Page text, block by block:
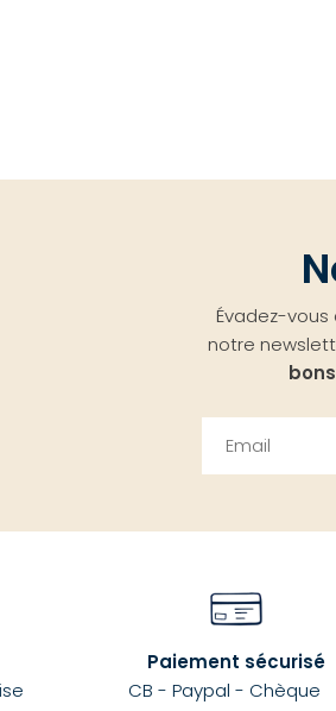
Évadez-vous
notre
Paiement sécurisé
CB - Paypal - Chèque